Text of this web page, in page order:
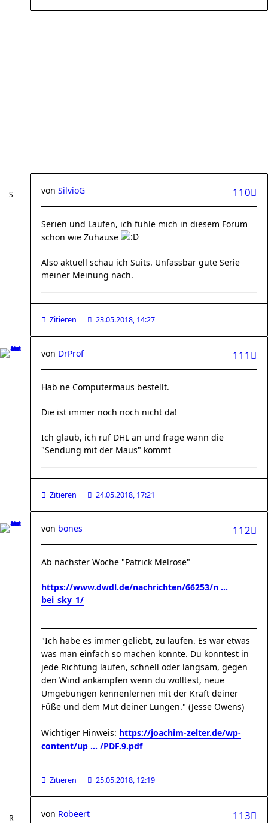
110
von SilvioG
Serien und Laufen, ich fühle mich in diesem Forum
schon wie Zuhause
Also aktuell schau ich Suits. Unfassbar gute Serie
meiner Meinung nach.
Zitieren 23.05.2018, 14:27
111
von DrProf
Hab ne Computermaus bestellt.
Die ist immer noch noch nicht da!
Ich glaub, ich ruf DHL an und frage wann die
"Sendung mit der Maus" kommt
Zitieren 24.05.2018, 17:21
112
von bones
Ab nächster Woche "Patrick Melrose"
https://www.dwdl.de/nachrichten/66253/n ...
bei_sky_1/
"Ich habe es immer geliebt, zu laufen. Es war etwas
was man einfach so machen konnte. Du konntest in
jede Richtung laufen, schnell oder langsam, gegen
den Wind ankämpfen wenn du wolltest, neue
Umgebungen kennenlernen mit der Kraft deiner
Füße und dem Mut deiner Lungen." (Jesse Owens)
Wichtiger Hinweis: https://joachim-zelter.de/wp-
content/up ... /PDF.9.pdf
Zitieren 25.05.2018, 12:19
113
von Robeert